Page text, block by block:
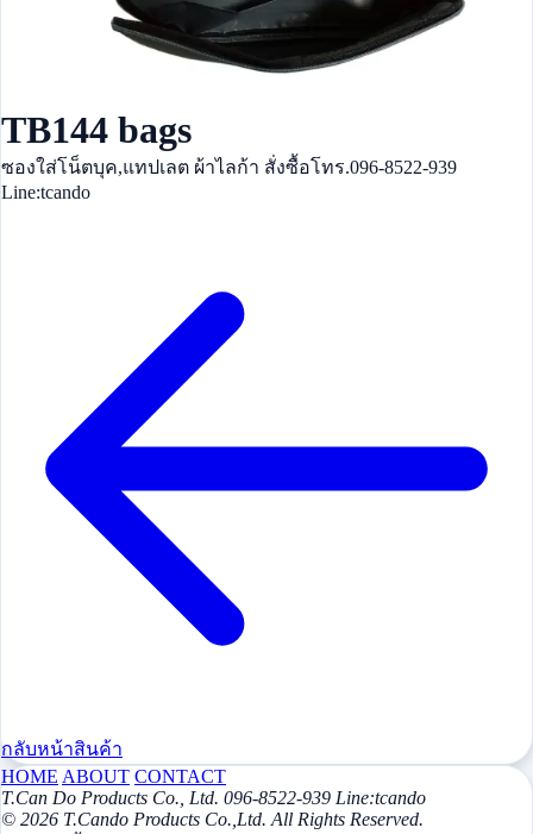
TB144 bags
ซองใส่โน็ตบุค,แทปเลต ผ้าไลก้า สั่งซื้อโทร.096-8522-939
Line:tcando
กลับหน้าสินค้า
HOME ABOUT CONTACT
T.Can Do Products Co., Ltd. 096-8522-939 Line:tcando
© 2026 T.Cando Products Co.,Ltd. All Rights Reserved.